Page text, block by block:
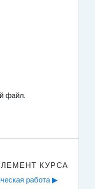
файл.
КУРСА
работа ▶︎